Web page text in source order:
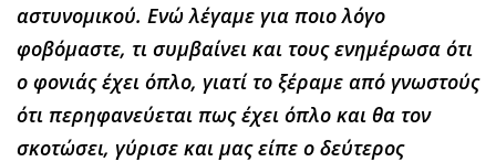
αστυνομικού. Ενώ λέγαμε για ποιο λόγο
φοβόμαστε, τι συμβαίνει και τους ενημέρωσα ότι
ο φονιάς έχει όπλο, γιατί το ξέραμε από γνωστούς
ότι περηφανεύεται πως έχει όπλο και θα τον
σκοτώσει, γύρισε και μας είπε ο δεύτερος